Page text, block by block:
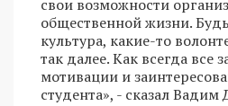
свои возможности
общественной жизни.
культура, какие-то
так далее. Как всегда все
мотивации и
студента», - сказал Вадим